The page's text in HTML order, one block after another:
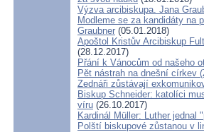
Výzva arcibiskupa. Jana
Modleme se za kandidáty na
Graubner (05.01.2018)
Apoštol Kristův Arcibiskup
(28.12.2017)
Přání k Vánocům od našeho
Pět nástrah na dnešní církev
Zednáři zůstávají
Biskup Schneider: katolíci
víru (26.10.2017)
Kardinál Müller: Luther jednal
Polští biskupové zůstanou v